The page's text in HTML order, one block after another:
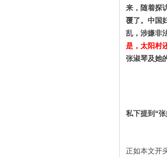
来，随着探
覆了。中国
乱，涉嫌非
是，太阳村
张淑琴及她
私下提到“
正如本文开